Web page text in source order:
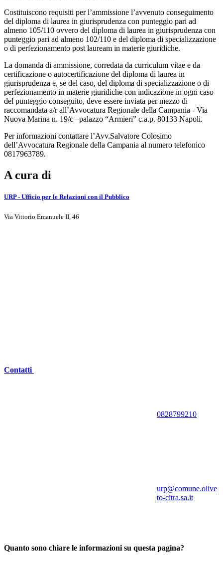
Costituiscono requisiti per l’ammissione l’avvenuto conseguimento
del diploma di laurea in giurisprudenza con punteggio pari ad
almeno 105/110 ovvero del diploma di laurea in giurisprudenza con
punteggio pari ad almeno 102/110 e del diploma di specializzazione
o di perfezionamento post lauream in materie giuridiche.
La domanda di ammissione, corredata da curriculum vitae e da
certificazione o autocertificazione del diploma di laurea in
giurisprudenza e, se del caso, del diploma di specializzazione o di
perfezionamento in materie giuridiche con indicazione in ogni caso
del punteggio conseguito, deve essere inviata per mezzo di
raccomandata a/r all’Avvocatura Regionale della Campania - Via
Nuova Marina n. 19/c –palazzo “Armieri” c.a.p. 80133 Napoli.
Per informazioni contattare l’Avv.Salvatore Colosimo
dell’Avvocatura Regionale della Campania al numero telefonico
0817963789.
A cura di
URP - Ufficio per le Relazioni con il Pubblico
Via Vittorio Emanuele II, 46
Contatti
0828799210
urp@comune.olive
to-citra.sa.it
Quanto sono chiare le informazioni su questa pagina?